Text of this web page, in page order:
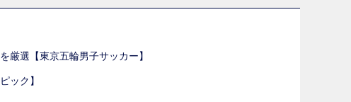
厳選【東京五輪男子サッカー】
ック】